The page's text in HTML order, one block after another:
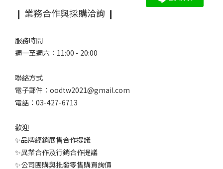
❙ 業務合作與採購洽詢 ❙
服務時間
週一至週六：11:00 - 20:00
聯絡方式
電子郵件：oodtw2021@gmail.com
電話：03-427-6713
歡迎
✨品牌經銷展售合作提議
✨異業合作及行銷合作提議
✨公司團購與批發零售購買詢價